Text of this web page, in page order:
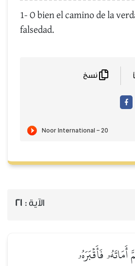
1- O bien el camino de la
falsedad.
الآية : 21
أَمَاتَهُۥ فَأَقۡبَرَهُۥ